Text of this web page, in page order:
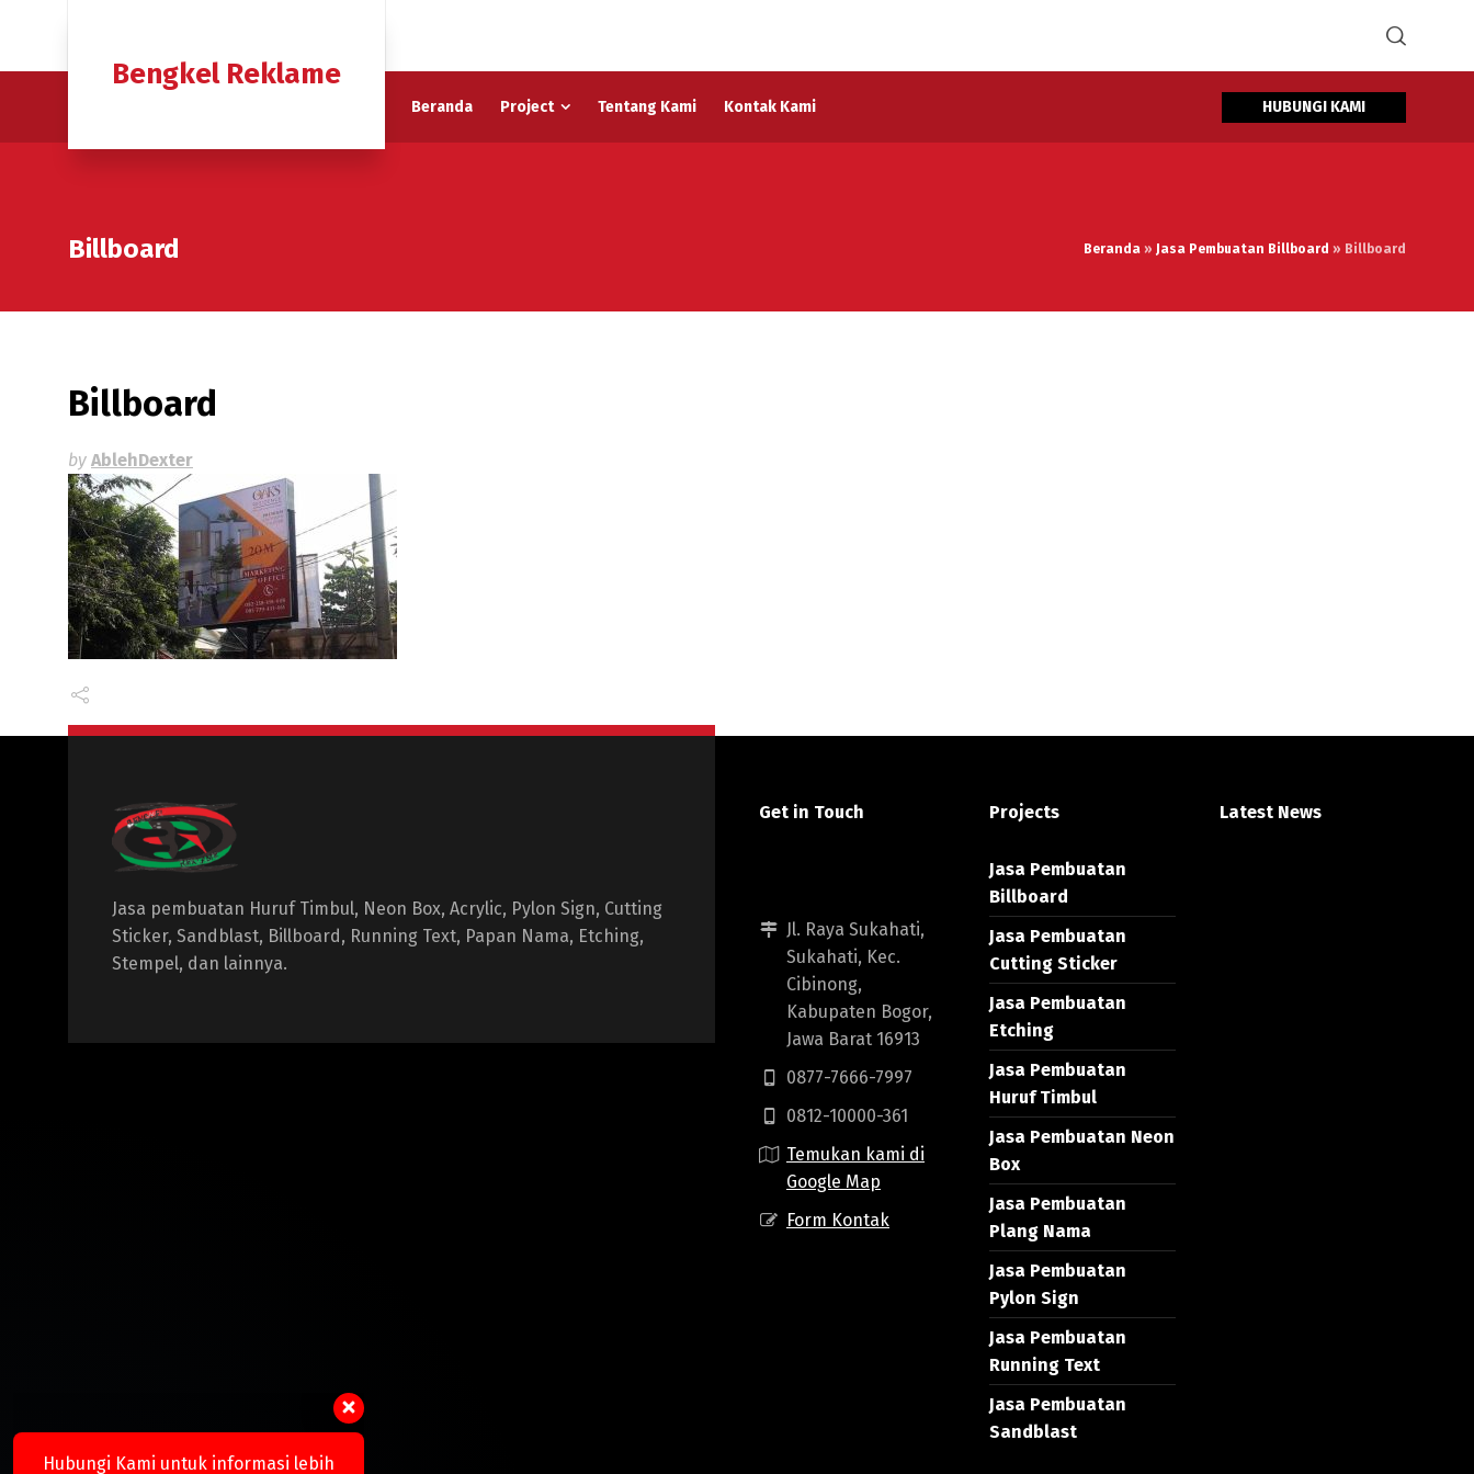
Bengkel Reklame
Beranda Project Tentang Kami Kontak Kami HUBUNGI KAMI
Billboard Beranda » Jasa Pembuatan Billboard » Billboard
Billboard
by AblehDexter
Jasa pembuatan Huruf Timbul, Neon Box, Acrylic, Pylon Sign, Cutting
Sticker, Sandblast, Billboard, Running Text, Papan Nama, Etching,
Stempel, dan lainnya.
Get in Touch
Jl. Raya Sukahati,
Sukahati, Kec.
Cibinong,
Kabupaten Bogor,
Jawa Barat 16913
0877-7666-7997
0812-10000-361
Temukan kami di
Google Map
Form Kontak
Projects
Jasa Pembuatan
Billboard
Jasa Pembuatan
Cutting Sticker
Jasa Pembuatan
Etching
Jasa Pembuatan
Huruf Timbul
Jasa Pembuatan Neon
Box
Jasa Pembuatan
Plang Nama
Jasa Pembuatan
Pylon Sign
Jasa Pembuatan
Running Text
Jasa Pembuatan
Sandblast
Latest News
Tersedia